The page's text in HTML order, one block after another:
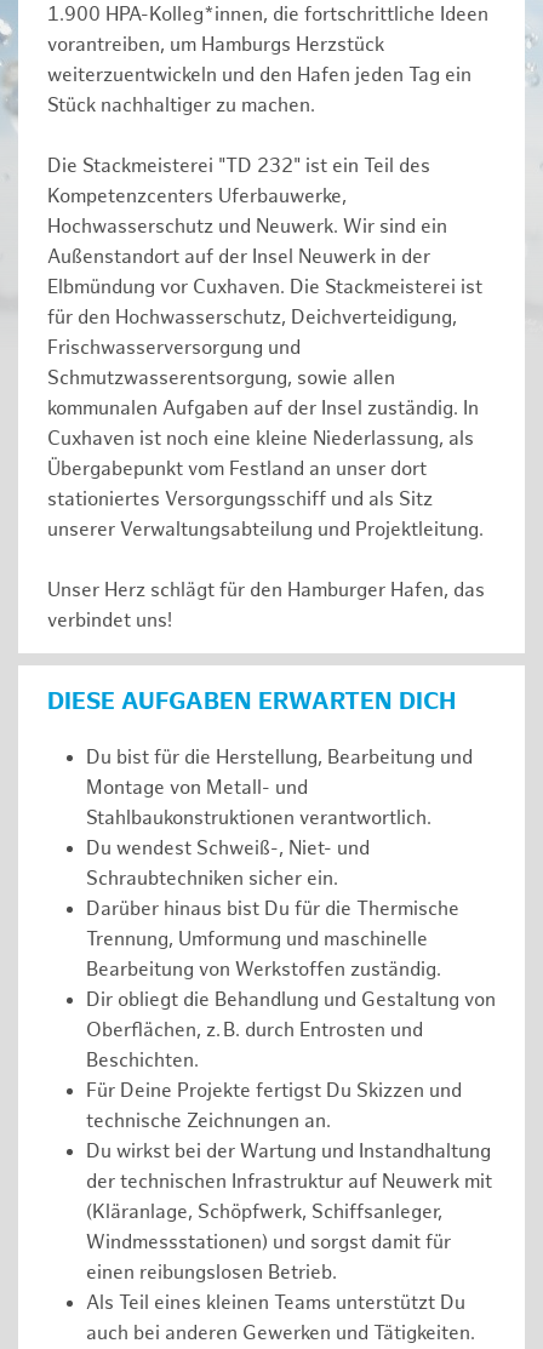
1.900 HPA-Kolleg*innen, die fortschrittliche Ideen
vorantreiben, um Hamburgs Herzstück
weiterzuentwickeln und den Hafen jeden Tag ein
Stück nachhaltiger zu machen.
Die Stackmeisterei "TD 232" ist ein Teil des
Kompetenzcenters Uferbauwerke,
Hochwasserschutz und Neuwerk. Wir sind ein
Außenstandort auf der Insel Neuwerk in der
Elbmündung vor Cuxhaven. Die Stackmeisterei ist
für den Hochwasserschutz, Deichverteidigung,
Frischwasserversorgung und
Schmutzwasserentsorgung, sowie allen
kommunalen Aufgaben auf der Insel zuständig. In
Cuxhaven ist noch eine kleine Niederlassung, als
Übergabepunkt vom Festland an unser dort
stationiertes Versorgungsschiff und als Sitz
unserer Verwaltungsabteilung und Projektleitung.
Unser Herz schlägt für den Hamburger Hafen, das
verbindet uns!
DIESE AUFGABEN ERWARTEN DICH
Du bist für die Herstellung, Bearbeitung und
Montage von Metall- und
Stahlbaukonstruktionen verantwortlich.
Du wendest Schweiß-, Niet- und
Schraubtechniken sicher ein.
Darüber hinaus bist Du für die Thermische
Trennung, Umformung und maschinelle
Bearbeitung von Werkstoffen zuständig.
Dir obliegt die Behandlung und Gestaltung von
Oberflächen, z. B. durch Entrosten und
Beschichten.
Für Deine Projekte fertigst Du Skizzen und
technische Zeichnungen an.
Du wirkst bei der Wartung und Instandhaltung
der technischen Infrastruktur auf Neuwerk mit
(Kläranlage, Schöpfwerk, Schiffsanleger,
Windmessstationen) und sorgst damit für
einen reibungslosen Betrieb.
Als Teil eines kleinen Teams unterstützt Du
auch bei anderen Gewerken und Tätigkeiten.